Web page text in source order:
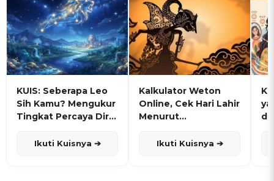
KUIS: Seberapa Leo
Sih Kamu? Mengukur
Tingkat Percaya Diri
Ikuti Kuisnya ➔
Kalkulator Weton
Online, Cek Hari Lahir
Menurut
Ikuti Kuisnya ➔